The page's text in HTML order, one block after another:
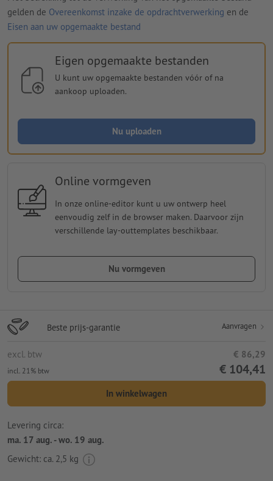
gelden de Overeenkomst inzake de opdrachtverwerking en de
Eisen aan uw opgemaakte bestand
Eigen opgemaakte bestanden
U kunt uw opgemaakte bestanden vóór of na
aankoop uploaden.
Nu uploaden
Online vormgeven
In onze online-editor kunt u uw ontwerp heel
eenvoudig zelf in de browser maken. Daarvoor zijn
verschillende lay-outtemplates beschikbaar.
Nu vormgeven
Beste prijs-garantie Aanvragen
excl. btw € 86,29
incl. 21% btw € 104,41
In winkelwagen
Levering circa:
ma. 17 aug. - wo. 19 aug.
Gewicht: ca. 2,5 kg